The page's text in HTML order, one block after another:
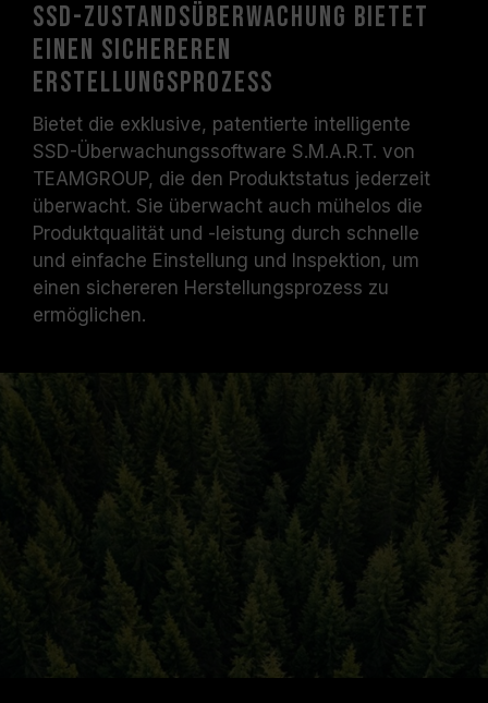
SSD-Zustandsüberwachung bietet
einen sichereren
Erstellungsprozess
Bietet die exklusive, patentierte intelligente
SSD-Überwachungssoftware S.M.A.R.T. von
TEAMGROUP, die den Produktstatus jederzeit
überwacht. Sie überwacht auch mühelos die
Produktqualität und -leistung durch schnelle
und einfache Einstellung und Inspektion, um
einen sichereren Herstellungsprozess zu
ermöglichen.